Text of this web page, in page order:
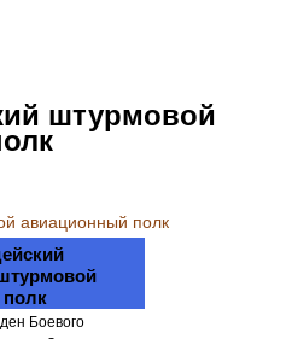
штурмовой
авиационный полк
Боевого